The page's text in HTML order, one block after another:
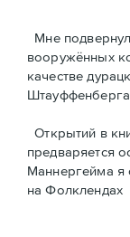
Мне
вооружённых
качестве
Штауффенберга
Открытий в
предваряется
Маннергейма я
нa Фолклендax